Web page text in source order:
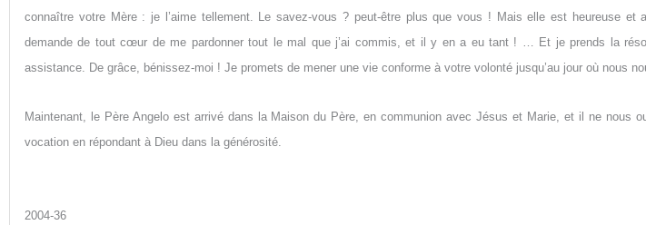
connaître votre Mère : je l’aime tellement. Le savez-vous ? peut-être plus que vous ! Mais elle est heureuse
demande de tout cœur de me pardonner tout le mal que j’ai commis, et il y en a eu tant ! … Et je prends la
assistance. De grâce, bénissez-moi ! Je promets de mener une vie conforme à votre volonté jusqu’au jour où nous
Maintenant, le Père Angelo est arrivé dans la Maison du Père, en communion avec Jésus et Marie, et il ne nous
vocation en répondant à Dieu dans la générosité.
2004-36